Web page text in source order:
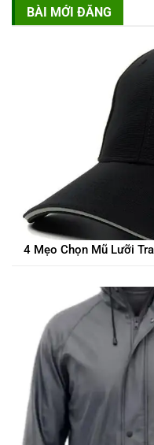
BÀI MỚI ĐĂNG
4 Mẹo Chọn Mũ Lưỡi